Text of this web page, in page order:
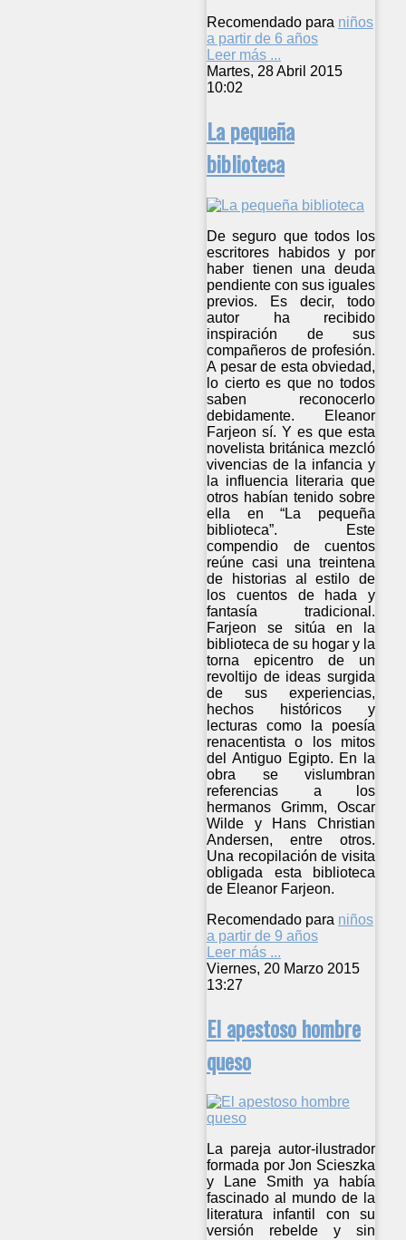
Recomendado para niños
a partir de 6 años
Leer más ...
Martes, 28 Abril 2015
10:02
La pequeña
biblioteca
De seguro que todos los
escritores habidos y por
haber tienen una deuda
pendiente con sus iguales
previos. Es decir, todo
autor ha recibido
inspiración de sus
compañeros de profesión.
A pesar de esta obviedad,
lo cierto es que no todos
saben reconocerlo
debidamente. Eleanor
Farjeon sí. Y es que esta
novelista británica mezcló
vivencias de la infancia y
la influencia literaria que
otros habían tenido sobre
ella en “La pequeña
biblioteca”. Este
compendio de cuentos
reúne casi una treintena
de historias al estilo de
los cuentos de hada y
fantasía tradicional.
Farjeon se sitúa en la
biblioteca de su hogar y la
torna epicentro de un
revoltijo de ideas surgida
de sus experiencias,
hechos históricos y
lecturas como la poesía
renacentista o los mitos
del Antiguo Egipto. En la
obra se vislumbran
referencias a los
hermanos Grimm, Oscar
Wilde y Hans Christian
Andersen, entre otros.
Una recopilación de visita
obligada esta biblioteca
de Eleanor Farjeon.
Recomendado para niños
a partir de 9 años
Leer más ...
Viernes, 20 Marzo 2015
13:27
El apestoso hombre
queso
La pareja autor-ilustrador
formada por Jon Scieszka
y Lane Smith ya había
fascinado al mundo de la
literatura infantil con su
versión rebelde y sin